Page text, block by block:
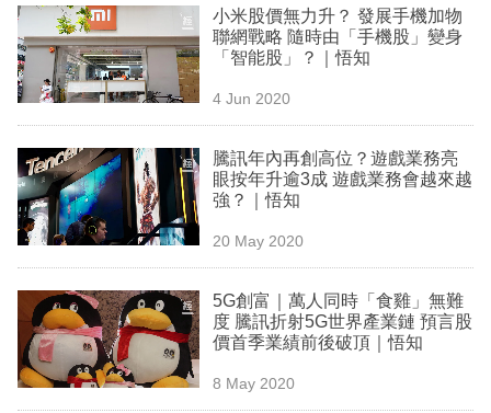
時
事
欄
訂
閱
區
小米股價無力升？ 發展手機加物
聯網戰略 隨時由「手機股」變身
「智能股」？｜悟知
4 Jun 2020
騰訊年內再創高位？遊戲業務亮
眼按年升逾3成 遊戲業務會越來越
強？｜悟知
20 May 2020
5G創富｜萬人同時「食雞」無難
度 騰訊折射5G世界產業鏈 預言股
價首季業績前後破頂｜悟知
8 May 2020